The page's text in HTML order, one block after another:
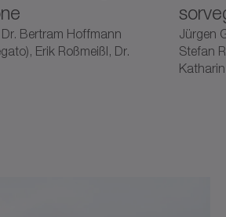
Bertram Hoffmann
Erik Roßmeißl, Dr.
Jürgen
Stefan